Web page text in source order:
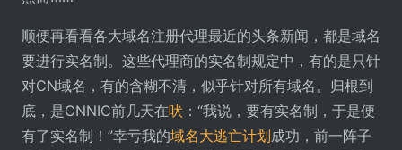
顺便再看看各大域名注册代理最近的头条新闻，都是域名
要进行实名制。这些代理商的实名制规定中，有的是只针
对CN域名，有的含糊不清，似乎针对所有域名。归根到
底，是CNNIC前几天在吠 ：“我说，要有实名制，于是便
有了实名制！”幸亏我的域名大逃亡计划成功，前一阵子